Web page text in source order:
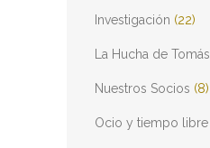
Investigación (22)
La Hucha de Tomás
Nuestros Socios (8)
Ocio y tiempo libre